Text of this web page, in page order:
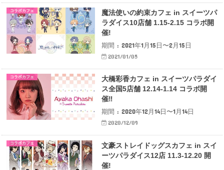
コラボカフェ
魔法使いの約束カフェ in スイーツパ
ラダイス10店舗 1.15-2.15 コラボ開
催!
期間 : 2021年1月15日〜2月15日
2021/01/05
コラボカフェ
大橋彩香カフェ in スイーツパラダイ
ス全国5店舗 12.14-1.14 コラボ開
催‼
期間 : 2020年12月14日〜1月14日
2020/12/09
コラボカフェ
文豪ストレイドッグスカフェ in スイ
ーツパラダイス12店 11.3-12.20 開
催!